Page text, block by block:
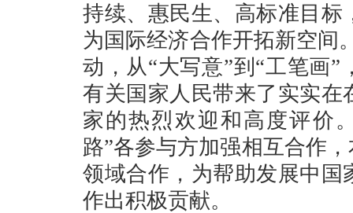
持续、惠民生、高标准目
为国际经济合作开拓新空间
动，从“大写意”到“工笔画
有关国家人民带来了实实
家的热烈欢迎和高度评价
路”各参与方加强相互合作
领域合作，为帮助发展中
作出积极贡献。